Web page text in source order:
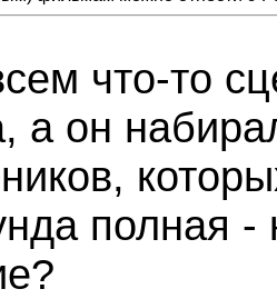
что-то
а он
полная -